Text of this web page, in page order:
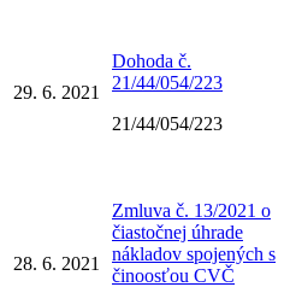
29. 6. 2021
Dohoda č.
21/44/054/223
21/44/054/223
28. 6. 2021
Zmluva č. 13/2021 o
čiastočnej úhrade
nákladov spojených s
činoosťou CVČ